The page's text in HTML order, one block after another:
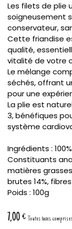
Les filets de plie
soigneusement
conservateur,
Cette friandise
qualité,
vitalité de votre
Le mélange
séchés, offrant
pour une
La plie est
3, bénéfiques
système
Ingrédients :
Constituants
matières
brutes 14%,
Poids : 100g
7,00€ Toutes taxes comprises